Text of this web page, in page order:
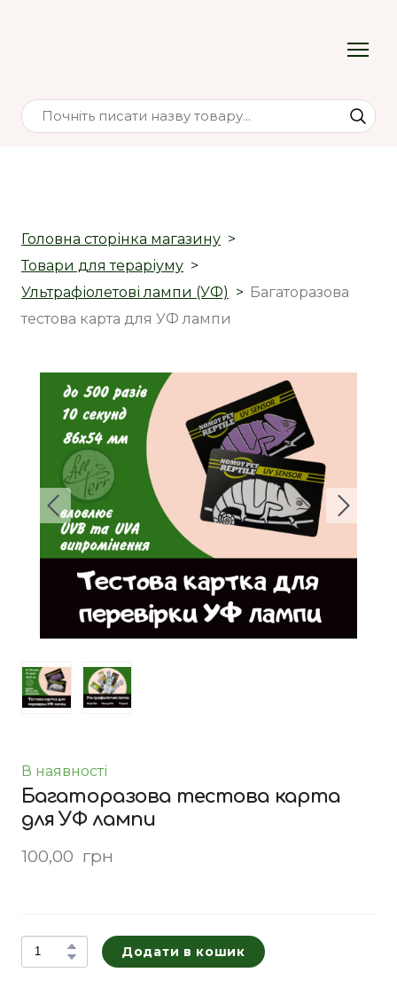
Головна сторінка магазину
Товари для тераріуму
Ультрафіолетові лампи (УФ)
Багаторазова
тестова карта для УФ лампи
В наявності
Багаторазова тестова карта
для УФ лампи
100,00  грн
Додати в кошик